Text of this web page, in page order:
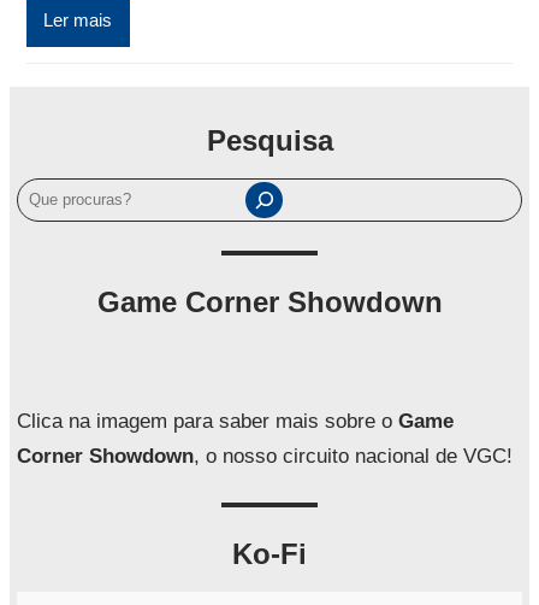
Ler mais
Pesquisa
P
e
a
Game Corner Showdown
Clica na imagem para saber mais sobre o Game
Corner Showdown, o nosso circuito nacional de VGC!
Ko-Fi